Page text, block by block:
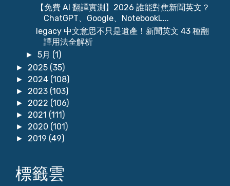
【免費 AI 翻譯實測】2026 誰能對焦新聞英文？
ChatGPT、Google、NotebookL...
legacy 中文意思不只是遺產！新聞英文 43 種翻
譯用法全解析
►5月 (1)
► 2025 (35)
► 2024 (108)
► 2023 (103)
► 2022 (106)
► 2021 (111)
► 2020 (101)
► 2019 (49)
標籤雲